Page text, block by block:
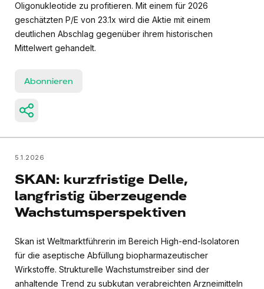
Oligonukleotide zu profitieren. Mit einem für 2026
geschätzten P/E von 23.1x wird die Aktie mit einem
deutlichen Abschlag gegenüber ihrem historischen
Mittelwert gehandelt.
Abonnieren
5.1.2026
SKAN: kurzfristige Delle,
langfristig überzeugende
Wachstumsperspektiven
Skan ist Weltmarktführerin im Bereich High-end-Isolatoren
für die aseptische Abfüllung biopharmazeutischer
Wirkstoffe. Strukturelle Wachstumstreiber sind der
anhaltende Trend zu subkutan verabreichten Arzneimitteln